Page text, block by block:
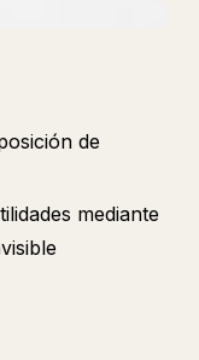
de
mediante